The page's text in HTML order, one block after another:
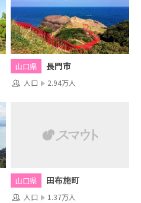
山口県 長門市
人口 2.94万人
山口県 田布施町
人口 1.37万人